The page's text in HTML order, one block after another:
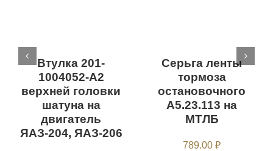
Втулка 201-
1004052-А2
верхней головки
шатуна на
двигатель
ЯАЗ-204, ЯАЗ-206
Серьга ленты
тормоза
остановочного
А5.23.113 на
МТЛБ
789.00 ₽